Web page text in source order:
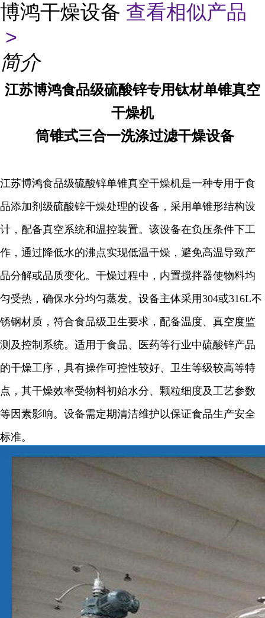
博鸿干燥设备 查看相似产品
>
简介
江苏博鸿食品级硫酸锌专用钛材单锥真空
干燥机
筒锥式三合一洗涤过滤干燥设备
江苏博鸿食品级硫酸锌单锥真空干燥机是一种专用于食
品添加剂级硫酸锌干燥处理的设备，采用单锥形结构设
计，配备真空系统和温控装置。该设备在负压条件下工
作，通过降低水的沸点实现低温干燥，避免高温导致产
品分解或品质变化。干燥过程中，内置搅拌器使物料均
匀受热，确保水分均匀蒸发。设备主体采用304或316L不
锈钢材质，符合食品级卫生要求，配备温度、真空度监
测及控制系统。适用于食品、医药等行业中硫酸锌产品
的干燥工序，具有操作可控性较好、卫生等级较高等特
点，其干燥效率受物料初始水分、颗粒细度及工艺参数
等因素影响。设备需定期清洁维护以保证食品生产安全
标准。